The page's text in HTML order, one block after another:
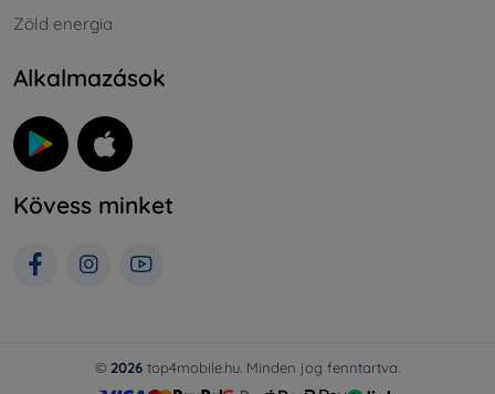
Zöld energia
Alkalmazások
Kövess minket
© 2026 top4mobile.hu. Minden jog fenntartva.